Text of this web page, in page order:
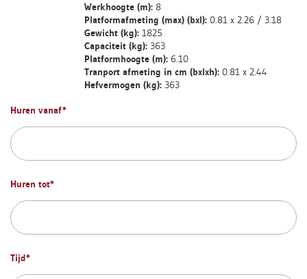
Werkhoogte (m): 8
Platformafmeting (max) (bxl):0.81 x 2.26 / 3.18
Gewicht (kg):1825
Capaciteit (kg): 363
Platformhoogte (m): 6.10
Tranport afmeting in cm (bxlxh):0.81 x 2.44
Hefvermogen (kg): 363
Huren vanaf*
Huren tot*
Tijd*